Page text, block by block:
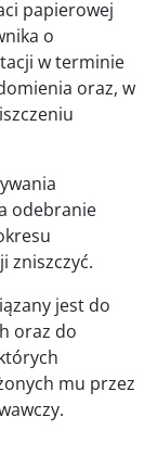
papierowej
o
w terminie
oraz, w
odebranie
zniszczyć.
jest do
oraz do
mu przez